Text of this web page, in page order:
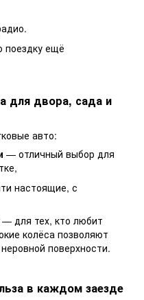
ещё
для двора, сада и
авто:
— отличный выбор для
настоящие, с
— для тех, кто любит
колёса позволяют
поверхности.
в каждом заезде